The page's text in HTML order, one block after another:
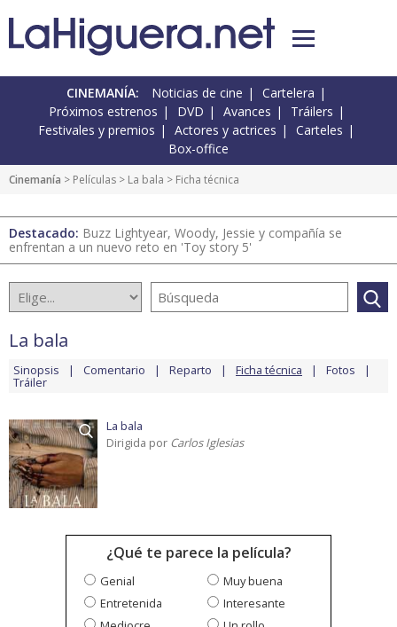
CINEMANÍA: Noticias de cine
Cartelera
Próximos estrenos
DVD Avances
Tráilers
Festivales y premios
Actores y actrices
Carteles
Box-office
Cinemanía > Películas > La bala > Ficha técnica
Destacado: Buzz Lightyear, Woody, Jessie y compañía se
enfrentan a un nuevo reto en 'Toy story 5'
La bala
Sinopsis Comentario Reparto Ficha técnica Fotos
Tráiler
La bala
Dirigida por Carlos Iglesias
¿Qué te parece la película?
Genial
Muy buena
Entretenida
Interesante